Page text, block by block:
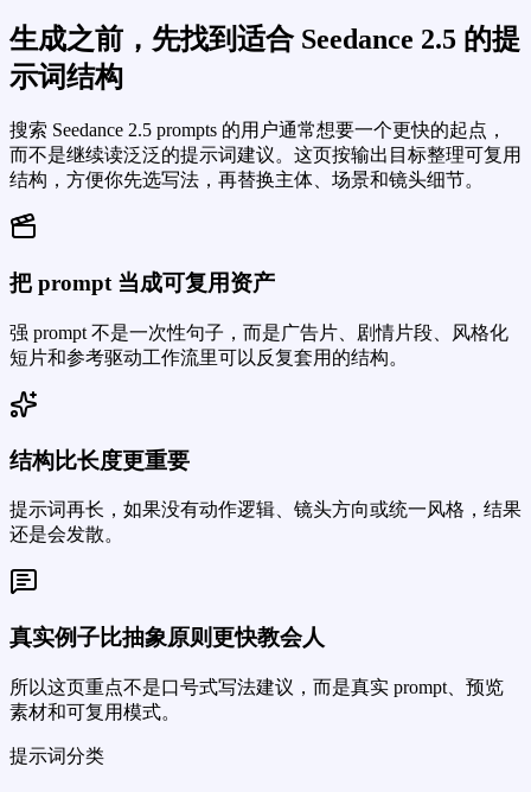
生成之前，先找到适合 Seedance 2.5 的提
示词结构
搜索 Seedance 2.5 prompts 的用户通常想要一个更快的起点，
而不是继续读泛泛的提示词建议。这页按输出目标整理可复用
结构，方便你先选写法，再替换主体、场景和镜头细节。
把 prompt 当成可复用资产
强 prompt 不是一次性句子，而是广告片、剧情片段、风格化
短片和参考驱动工作流里可以反复套用的结构。
结构比长度更重要
提示词再长，如果没有动作逻辑、镜头方向或统一风格，结果
还是会发散。
真实例子比抽象原则更快教会人
所以这页重点不是口号式写法建议，而是真实 prompt、预览
素材和可复用模式。
提示词分类